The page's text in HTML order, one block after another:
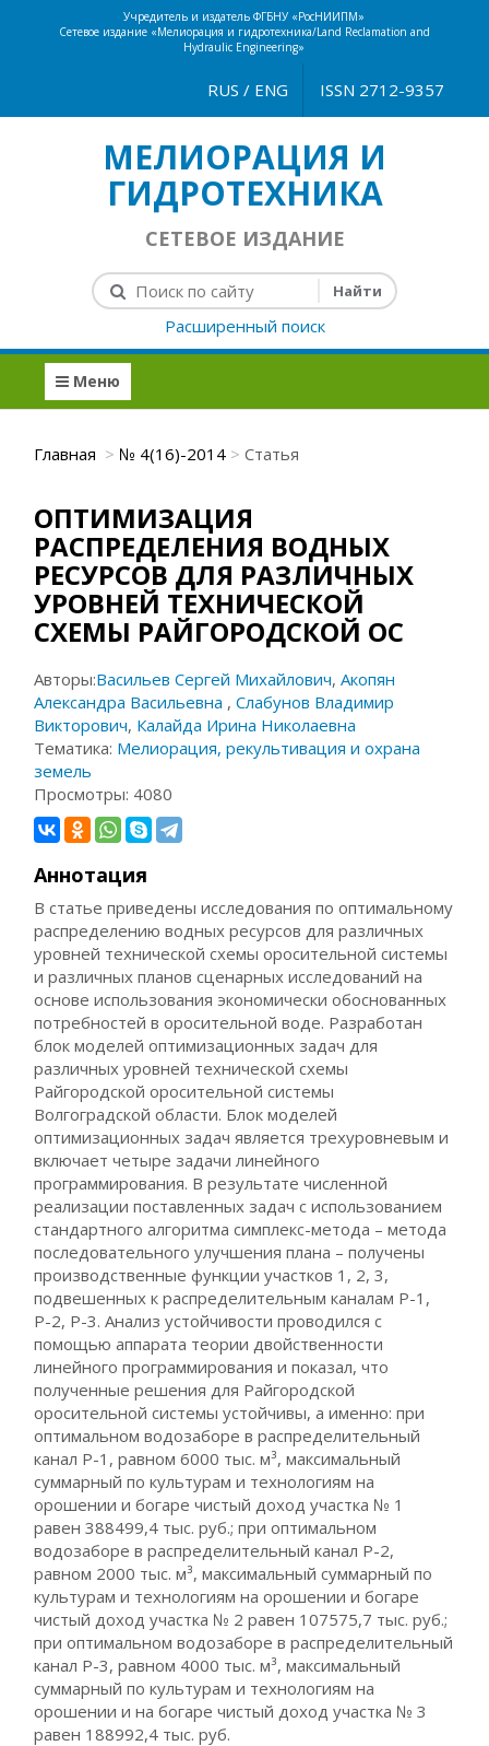
Учредитель и издатель ФГБНУ «РосНИИПМ»
Сетевое издание «Мелиорация и гидротехника/Land Reclamation and
Hydraulic Engineering»
ISSN 2712-9357
RUS / ENG
МЕЛИОРАЦИЯ И
ГИДРОТЕХНИКА
СЕТЕВОЕ ИЗДАНИЕ
Расширенный поиск
Меню
Главная № 4(16)-2014 Статья
ОПТИМИЗАЦИЯ
РАСПРЕДЕЛЕНИЯ ВОДНЫХ
РЕСУРСОВ ДЛЯ РАЗЛИЧНЫХ
УРОВНЕЙ ТЕХНИЧЕСКОЙ
СХЕМЫ РАЙГОРОДСКОЙ ОС
Авторы:Васильев Сергей Михайлович,Акопян
Александра Васильевна ,Слабунов Владимир
Викторович, Калайда Ирина Николаевна
Тематика: Мелиорация, рекультивация и охрана
земель
Просмотры: 4080
Аннотация
В статье приведены исследования по оптимальному
распределению водных ресурсов для различных
уровней технической схемы оросительной системы
и различных планов сценарных исследований на
основе использования экономически обоснованных
потребностей в оросительной воде. Разработан
блок моделей оптимизационных задач для
различных уровней технической схемы
Райгородской оросительной системы
Волгоградской области. Блок моделей
оптимизационных задач является трехуровневым и
включает четыре задачи линейного
программирования. В результате численной
реализации поставленных задач с использованием
стандартного алгоритма симплекс-метода – метода
последовательного улучшения плана – получены
производственные функции участков 1, 2, 3,
подвешенных к распределительным каналам Р-1,
Р-2, Р-3. Анализ устойчивости проводился с
помощью аппарата теории двойственности
линейного программирования и показал, что
полученные решения для Райгородской
оросительной системы устойчивы, а именно: при
оптимальном водозаборе в распределительный
канал Р-1, равном 6000 тыс. м³, максимальный
суммарный по культурам и технологиям на
орошении и богаре чистый доход участка № 1
равен 388499,4 тыс. руб.; при оптимальном
водозаборе в распределительный канал Р-2,
равном 2000 тыс. м³, максимальный суммарный по
культурам и технологиям на орошении и богаре
чистый доход участка № 2 равен 107575,7 тыс. руб.;
при оптимальном водозаборе в распределительный
канал Р-3, равном 4000 тыс. м³, максимальный
суммарный по культурам и технологиям на
орошении и на богаре чистый доход участка № 3
равен 188992,4 тыс. руб.